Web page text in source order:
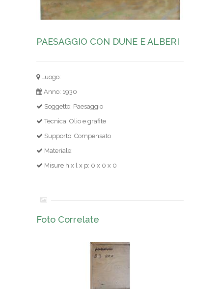
PAESAGGIO CON DUNE E ALBERI
Luogo:
Anno: 1930
Soggetto: Paesaggio
Tecnica: Olio e grafite
Supporto: Compensato
Materiale:
Misure h x l x p: 0 x 0 x 0
Foto Correlate